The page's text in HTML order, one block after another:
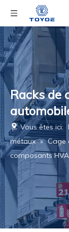
Racks de
Vous êtes ici:
métaux » Cage
composants